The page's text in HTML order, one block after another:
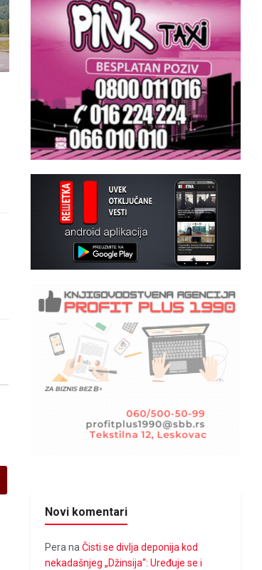
Novi komentari
Pera naČisti se divlja deponija kod
nekadašnjeg „Džinsija“: Uređuje se i